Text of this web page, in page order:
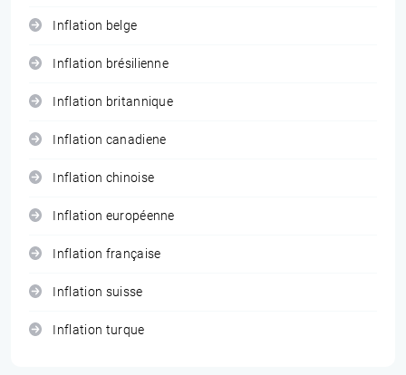
Inflation belge
Inflation brésilienne
Inflation britannique
Inflation canadiene
Inflation chinoise
Inflation européenne
Inflation française
Inflation suisse
Inflation turque